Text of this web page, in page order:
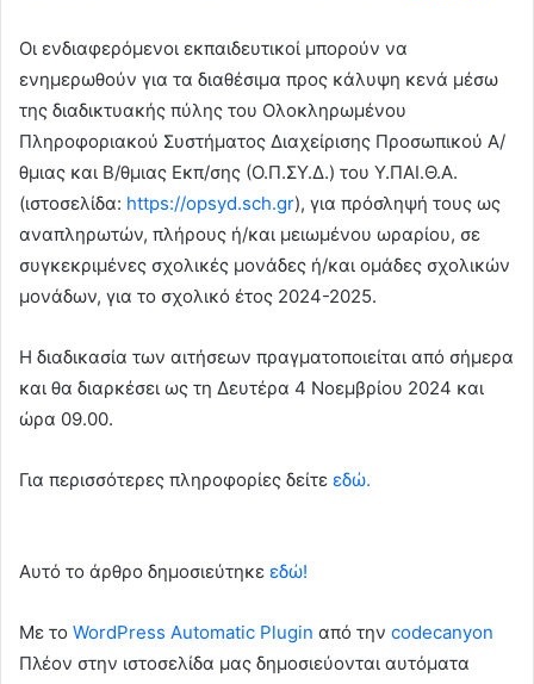
Οι ενδιαφερόμενοι εκπαιδευτικοί μπορούν να
ενημερωθούν για τα διαθέσιμα προς κάλυψη κενά μέσω
της διαδικτυακής πύλης του Ολοκληρωμένου
Πληροφοριακού Συστήματος Διαχείρισης Προσωπικού Α/
θμιας και Β/θμιας Εκπ/σης (Ο.Π.ΣΥ.Δ.) του Υ.ΠΑΙ.Θ.Α.
(ιστοσελίδα: https://opsyd.sch.gr), για πρόσληψή τους ως
αναπληρωτών, πλήρους ή/και μειωμένου ωραρίου, σε
συγκεκριμένες σχολικές μονάδες ή/και ομάδες σχολικών
μονάδων, για το σχολικό έτος 2024-2025.
Η διαδικασία των αιτήσεων πραγματοποιείται από σήμερα
και θα διαρκέσει ως τη Δευτέρα 4 Νοεμβρίου 2024 και
ώρα 09.00.
Για περισσότερες πληροφορίες δείτε εδώ.
Αυτό το άρθρο δημοσιεύτηκε εδώ!
Με το WordPress Automatic Plugin από την codecanyon
Πλέον στην ιστοσελίδα μας δημοσιεύονται αυτόματα